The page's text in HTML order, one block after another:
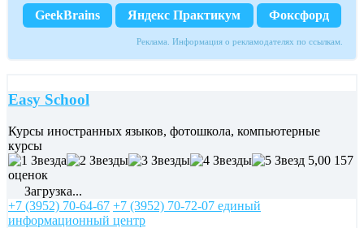
GeekBrains Яндекс Практикум Фоксфорд
Реклама. Информация о рекламодателях по ссылкам.
Easy School
Курсы иностранных языков, фотошкола, компьютерные
курсы
5,00 157
оценок
Загрузка...
+7 (3952) 70-64-67 +7 (3952) 70-72-07 единый
информационный центр